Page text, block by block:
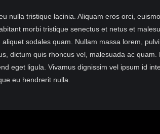
nulla tristique lacinia. Aliquam eros orci,
morbi tristique senectus et netus et
sodales quam. Nullam massa lorem,
dictum quis rhoncus vel, malesuada ac quam.
eget ligula. Vivamus dignissim vel ipsum id
eu hendrerit nulla.